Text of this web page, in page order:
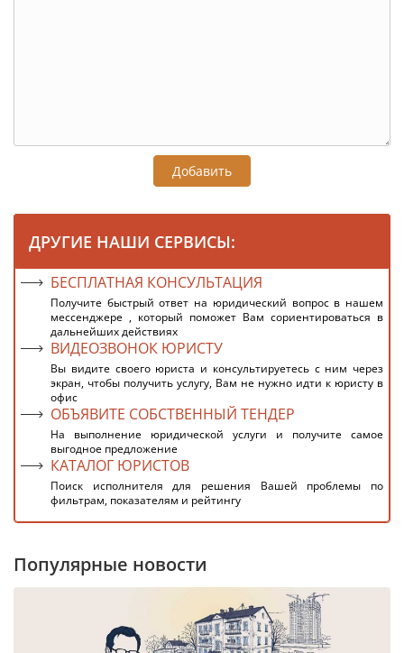
Добавить
ДРУГИЕ НАШИ СЕРВИСЫ:
БЕСПЛАТНАЯ КОНСУЛЬТАЦИЯ
Получите быстрый ответ на юридический вопрос в нашем
мессенджере , который поможет Вам сориентироваться в
дальнейших действиях
ВИДЕОЗВОНОК ЮРИСТУ
Вы видите своего юриста и консультируетесь с ним через
экран, чтобы получить услугу, Вам не нужно идти к юристу в
офис
ОБЪЯВИТЕ СОБСТВЕННЫЙ ТЕНДЕР
На выполнение юридической услуги и получите самое
выгодное предложение
КАТАЛОГ ЮРИСТОВ
Поиск исполнителя для решения Вашей проблемы по
фильтрам, показателям и рейтингу
Популярные новости